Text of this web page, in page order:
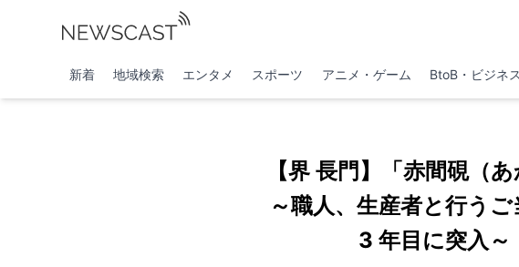
新着 地域検索 エンタメ スポーツ アニメ・ゲーム BtoB・ビジネス
【界 長門】「赤間硯（
～職人、生産者と行う
3 年目に突入